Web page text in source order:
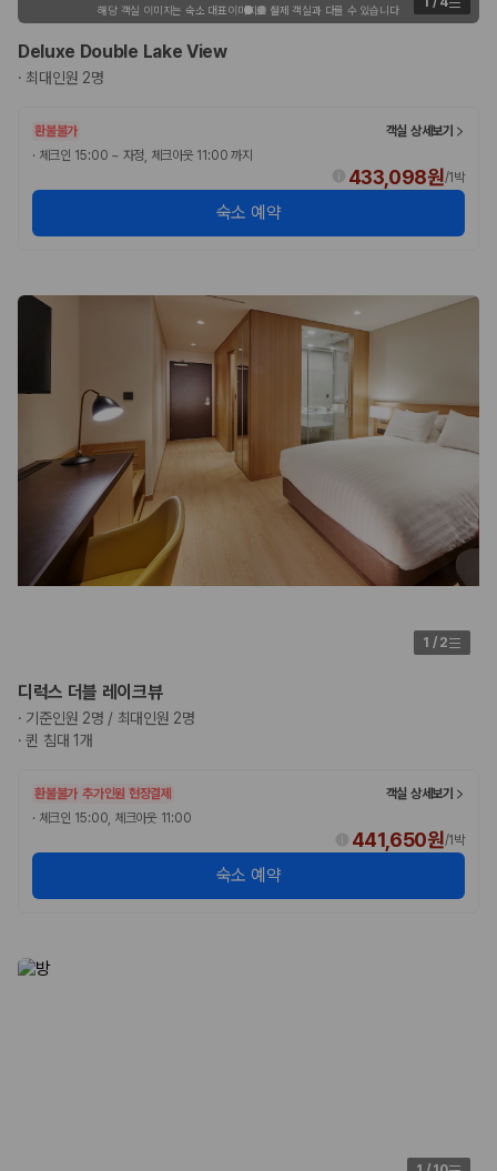
해당 객실 이미지는 숙소 대표이미지로 실제 객실과 다를 수 있습니다
Deluxe Double Lake View
· 최대인원 2명
환불불가
객실 상세보기
· 체크인 15:00 ~ 자정, 체크아웃 11:00 까지
433,098원/1박
숙소 예약
1 / 2
디럭스 더블 레이크뷰
· 기준인원 2명 / 최대인원 2명
·퀸 침대 1개
환불불가 추가인원 현장결제
객실 상세보기
· 체크인 15:00, 체크아웃 11:00
441,650원/1박
숙소 예약